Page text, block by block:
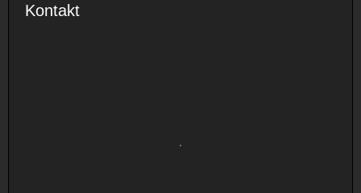
Kontakt